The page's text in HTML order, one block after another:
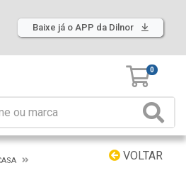
Baixe já o APP da Dilnor
0
VOLTAR